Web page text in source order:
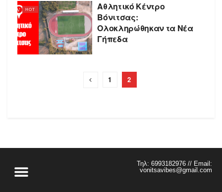
HOT
Αθλητικό Κέντρο
Βόνιτσας:
Ολοκληρώθηκαν τα Νέα
Γήπεδα
1 2
Τηλ: 6993182976 // Email:
vonitsavibes@gmail.com